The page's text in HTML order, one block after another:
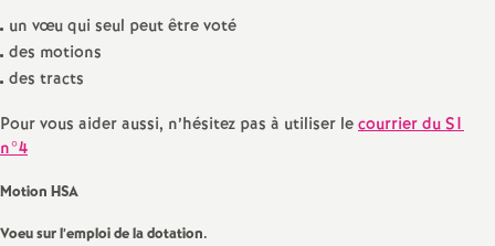
s
un vœu qui seul peut être voté
des motions
des tracts
Pour vous aider aussi, n’hésitez pas à utiliser lecourrier du S1
n°4
Motion HSA
Voeu sur l’emploi de la dotation.